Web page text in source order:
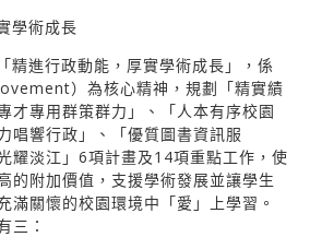
學術成長
精進行政動能，厚實學術成長」，係
）為核心精神，規劃「精實績
才專用群策群力」、「人本有序校園
唱響行政」、「優質圖書資訊服
耀淡江」6項計畫及14項重點工作，使
的附加價值，支援學術發展並讓學生
滿關懷的校園環境中「愛」上學習。
三：